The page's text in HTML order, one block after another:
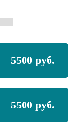
5500 руб.
5500 руб.